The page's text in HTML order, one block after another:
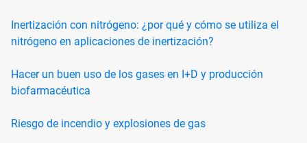
Inertización con nitrógeno: ¿por qué y cómo se utiliza el
nitrógeno en aplicaciones de inertización?
Hacer un buen uso de los gases en I+D y producción
biofarmacéutica
Riesgo de incendio y explosiones de gas